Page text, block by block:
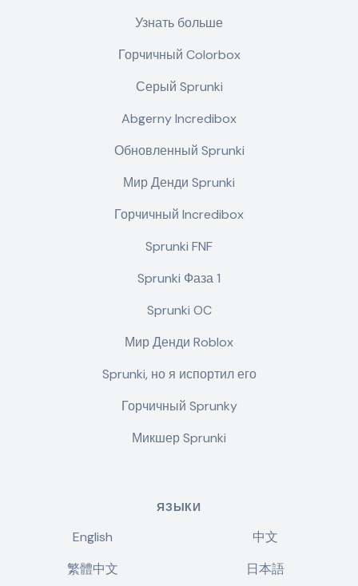
Узнать больше
Горчичный Colorbox
Серый Sprunki
Abgerny Incredibox
Обновленный Sprunki
Мир Денди Sprunki
Горчичный Incredibox
Sprunki FNF
Sprunki Фаза 1
Sprunki OC
Мир Денди Roblox
Sprunki, но я испортил его
Горчичный Sprunky
Микшер Sprunki
ЯЗЫКИ
English
中文
繁體中文
日本語